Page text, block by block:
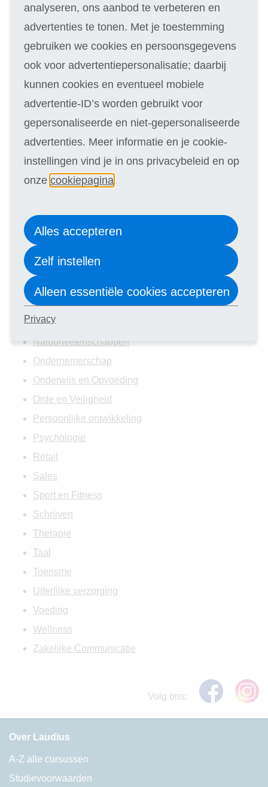
Financiële administratie
Fotografie en Film
Gezondheidszorg en Welzijn
Grafische vormgeving en Multimedia
Horeca en Gastvrijheid
HRM
ICT
Huis en Tuin
Kantoor en Secretarieel
Kunst en Cultuur
Logistiek en Vervoer
Maatschappelijk werk
Marketing en Communicatie
Mode
Muziek
Natuurwetenschappen
Ondernemerschap
Onderwijs en Opvoeding
Orde en Veiligheid
Persoonlijke ontwikkeling
Psychologie
Retail
Sales
Sport en Fitness
Schrijven
Therapie
Taal
Toerisme
Uiterlijke verzorging
Voeding
Wellness
Zakelijke Communicatie
Volg ons:
Over Laudius
A-Z alle cursussen
Studievoorwaarden
analyseren, ons aanbod te verbeteren en
advertenties te tonen. Met je toestemming
gebruiken we cookies en persoonsgegevens
ook voor advertentiepersonalisatie; daarbij
kunnen cookies en eventueel mobiele
advertentie-ID’s worden gebruikt voor
gepersonaliseerde en niet-gepersonaliseerde
advertenties. Meer informatie en je cookie-
instellingen vind je in ons privacybeleid en op
onze cookiepagina .
Alles accepteren
Zelf instellen
Alleen essentiële cookies accepteren
Privacy